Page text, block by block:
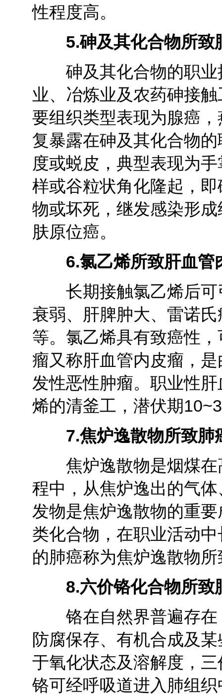
性程度高。
5.砷及其化合物所致
砷及其化合物的职业
业、冶炼业及农药砷接
要组织类型表现为腺癌
复暴露在砷及其化合物
度或蜕皮，典型表现为
样或谷粒状角化隆起，
物或坏死，继发感染形
肤原位癌。
6.氯乙烯所致肝血管
长期接触氯乙烯后可
衰弱、肝脾肿大、雷诺
等。氯乙烯具有致癌性
瘤又称肝血管内皮瘤，
发性恶性肿瘤。职业性
烯的清釜工，潜伏期
7.焦炉逸散物所致肺
焦炉逸散物是烟煤在
程中，从焦炉逸出的气
发物是焦炉逸散物的重
类化合物，在职业活动
的肺癌称为焦炉逸散物
8.六价铬化合物所致
铬在自然界普遍存在
防腐保存、有机合成及
于氧化状态及溶解度，
铬可经呼吸道进入肺组